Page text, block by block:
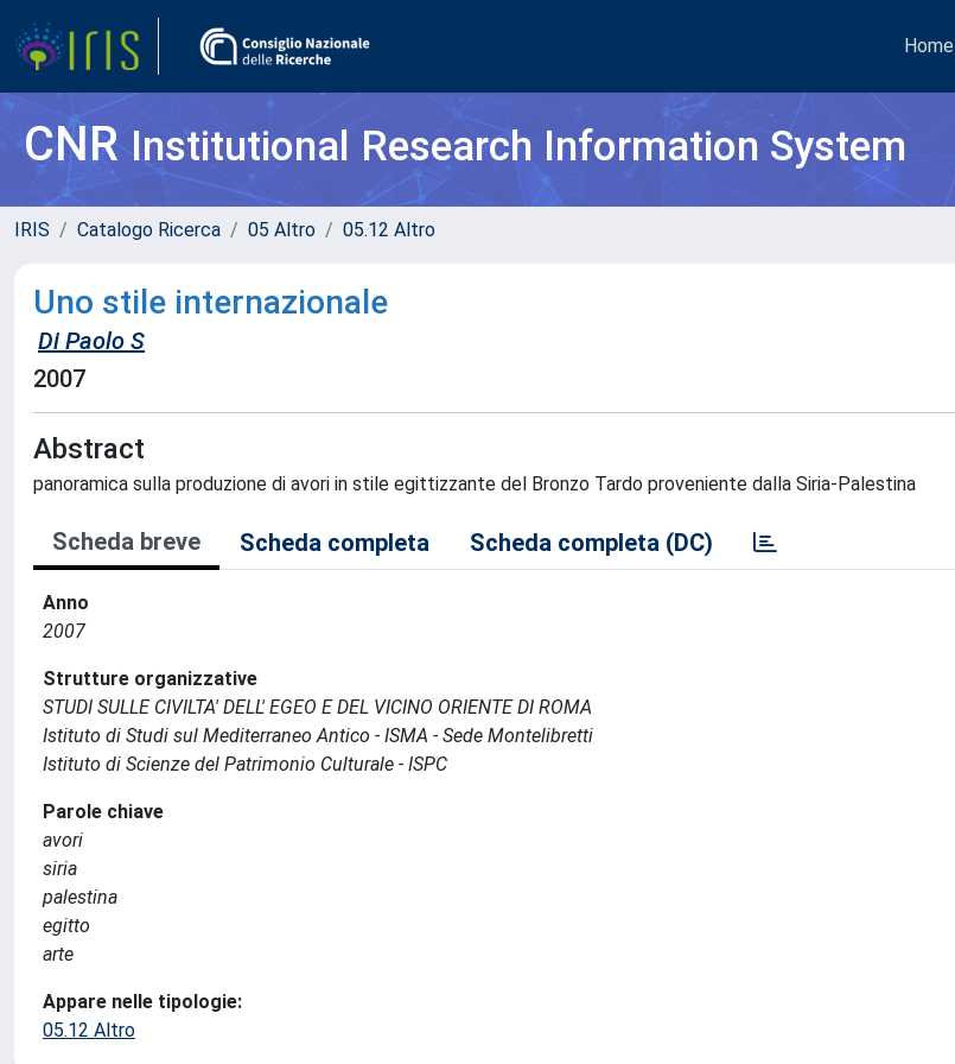
Home
CNRInstitutional Research Information System
IRIS Catalogo Ricerca 05 Altro 05.12 Altro
Uno stile internazionale
Di Paolo S
2007
Abstract
panoramica sulla produzione di avori in stile egittizzante del Bronzo Tardo proveniente dalla Siria-Palestina
Scheda breve Scheda completa Scheda completa (DC)
Anno
2007
Strutture organizzative
STUDI SULLE CIVILTA' DELL' EGEO E DEL VICINO ORIENTE DI ROMA
Istituto di Studi sul Mediterraneo Antico - ISMA - Sede Montelibretti
Istituto di Scienze del Patrimonio Culturale - ISPC
Parole chiave
avori
siria
palestina
egitto
arte
Appare nelle tipologie:
05.12 Altro